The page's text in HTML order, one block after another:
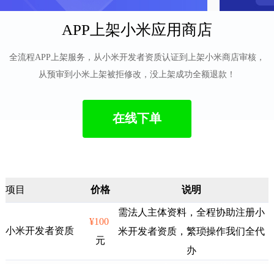
APP上架小米应用商店
全流程APP上架服务，从小米开发者资质认证到上架小米商店审核，
从预审到小米上架被拒修改，没上架成功全额退款！
在线下单
项目 价格 说明
小米开发者资质
¥100
元
需法人主体资料，全程协助注册小
米开发者资质，繁琐操作我们全代
办